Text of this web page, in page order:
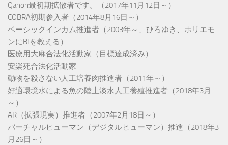
Qanon最初期拡散者です。（2017年11月12日～）
COBRA初期参入者（2014年8月16日～）
ベーシックインカム推進者（2003年～、ひろゆき、ホリエモ
ンにBIを教える）
医療用大麻合法化活動家（目標達成済み）
安楽死合法化活動家
動物を殺さない人工培養肉推進者（2011年～）
好適環境水による魚の陸上淡水人工養殖推進者（2018年3月
～）
AR（拡張現実）推進者（2007年2月18日～）
バーチャルヒューマン（デジタルヒューマン）推進（2018年3
月26日～）